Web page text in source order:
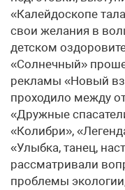
«Калейдоскопе
свои желания в
детском
«Солнечный»
рекламы «Новый
проходило между
«Дружные
«Колибри»,
«Улыбка, танец,
рассматривали
проблемы